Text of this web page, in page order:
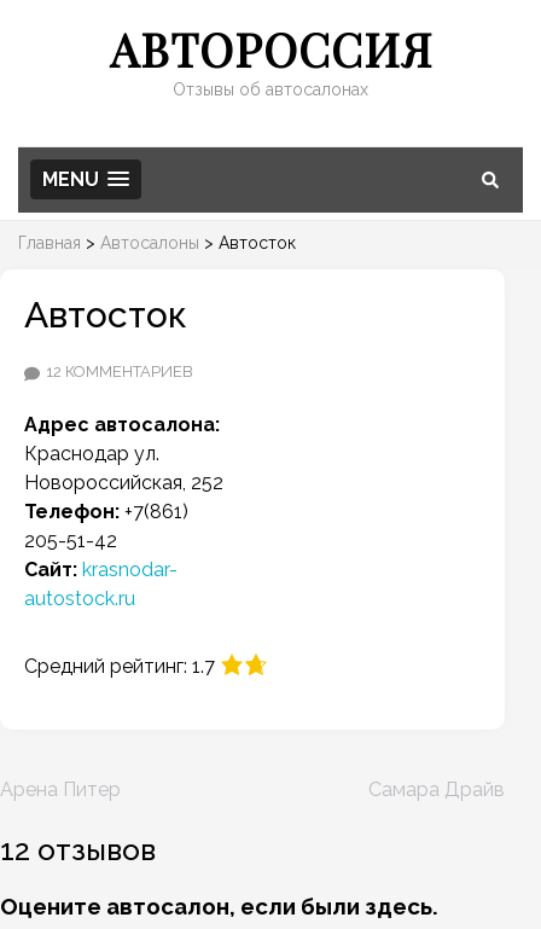
АВТОРОССИЯ
Отзывы об автосалонах
MENU
Главная > Автосалоны > Автосток
Автосток
12 КОММЕНТАРИЕВ
АВТОСТОК
Адрес автосалона:
Краснодар ул.
Новороссийская, 252
Телефон: +7(861)
205-51-42
Сайт: krasnodar-
autostock.ru
Средний рейтинг: 1.7
Навигация
записям
Арена Питер Самара Драйв
12 отзывов
Оцените автосалон, если были здесь.